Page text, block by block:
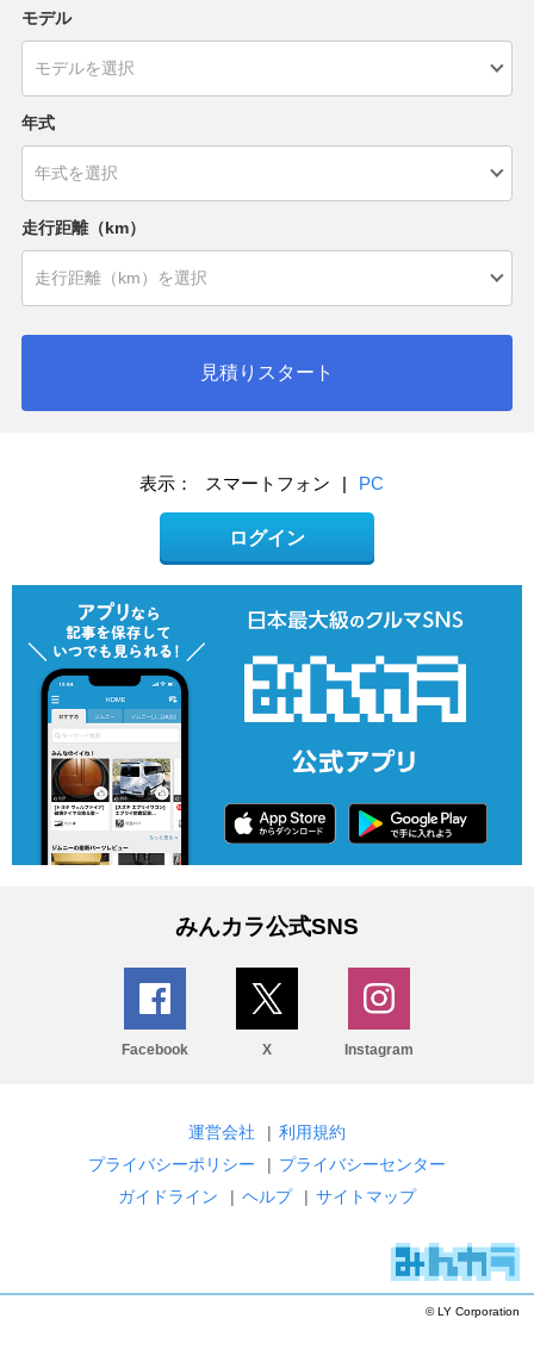
モデル
年式
走行距離（km）
見積りスタート
表示： スマートフォン | PC
ログイン
みんカラ公式SNS
Facebook X Instagram
運営会社 | 利用規約
プライバシーポリシー
| プライバシーセンター
ガイドライン
| ヘルプ | サイトマップ
© LY Corporation